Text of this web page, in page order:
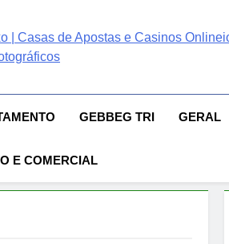
Sensual
Brasileiras Sexy Gebbeg People!
GEBBEG TRI GERAL
E COMERCIAL